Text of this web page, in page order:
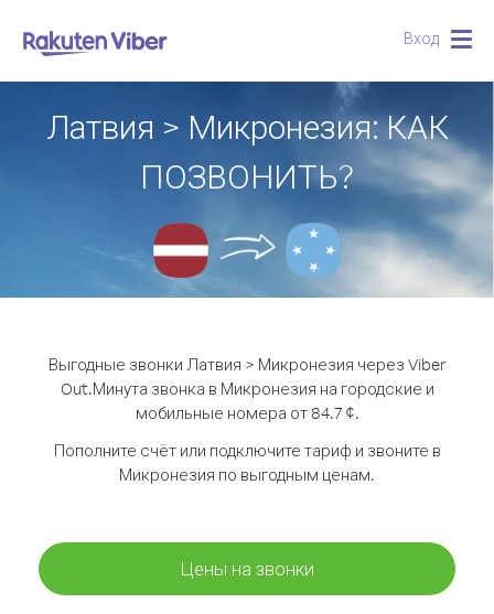
Вход
Латвия > Микронезия: КАК
ПОЗВОНИТЬ?
Выгодные звонки Латвия > Микронезия через Viber
Out.Минута звонка в Микронезия на городские и
мобильные номера от 84.7 ¢.
Пополните счёт или подключите тариф и звоните в
Микронезия по выгодным ценам.
Цены на звонки